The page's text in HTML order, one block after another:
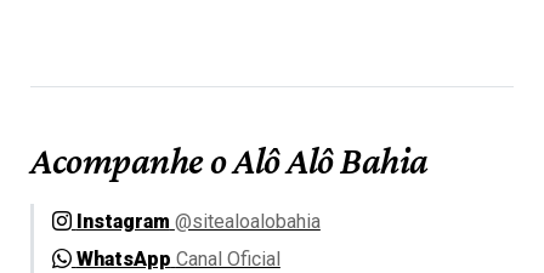
Acompanhe o Alô Alô Bahia
Instagram @sitealoalobahia
WhatsApp Canal Oficial